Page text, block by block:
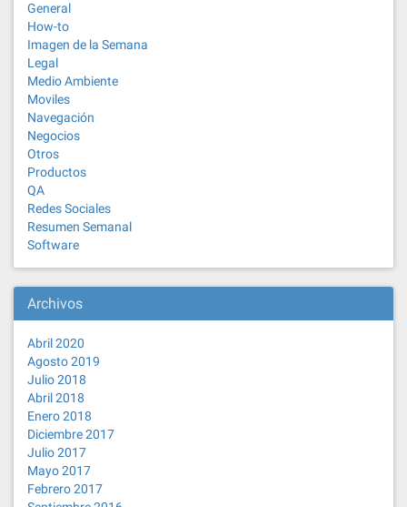
General
How-to
Imagen de la Semana
Legal
Medio Ambiente
Moviles
Navegación
Negocios
Otros
Productos
QA
Redes Sociales
Resumen Semanal
Software
Archivos
Abril 2020
Agosto 2019
Julio 2018
Abril 2018
Enero 2018
Diciembre 2017
Julio 2017
Mayo 2017
Febrero 2017